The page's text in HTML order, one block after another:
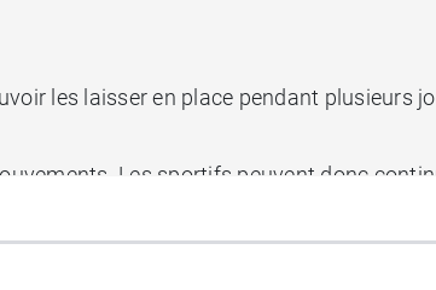
les laisser en place pendant plusieurs
Les sportifs peuvent donc